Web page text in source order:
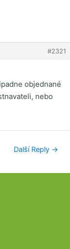
#2321
objednané
nebo
Další Reply →